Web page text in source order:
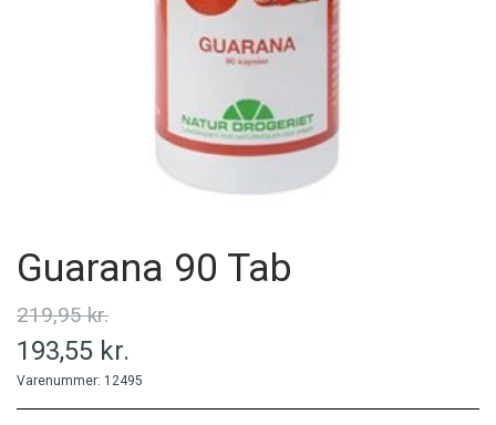
MINERALER
PERSONLIG PLEJE
Guarana 90 Tab
219,95 kr.
193,55 kr.
Varenummer: 12495